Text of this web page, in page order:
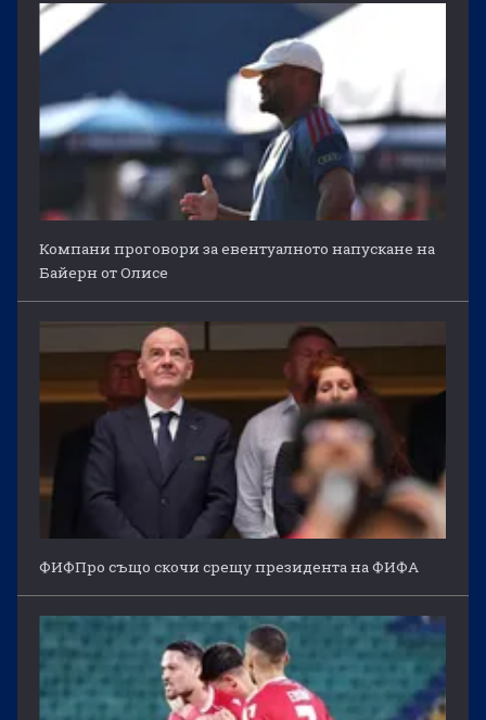
Компани проговори за евентуалното напускане на
Байерн от Олисе
ФИФПро също скочи срещу президента на ФИФА